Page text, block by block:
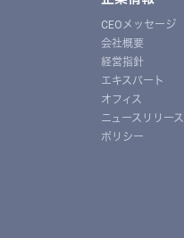
CEOメッセージ
会社概要
経営指針
エキスパート
オフィス
ニュースリリース
ポリシー